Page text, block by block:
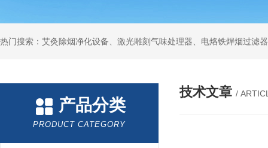
产品分类
PRODUCT CATEGORY
技术文章 /